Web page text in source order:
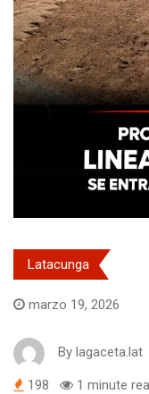
Latacunga
marzo 19, 2026
By lagaceta.lat
198 1 minute